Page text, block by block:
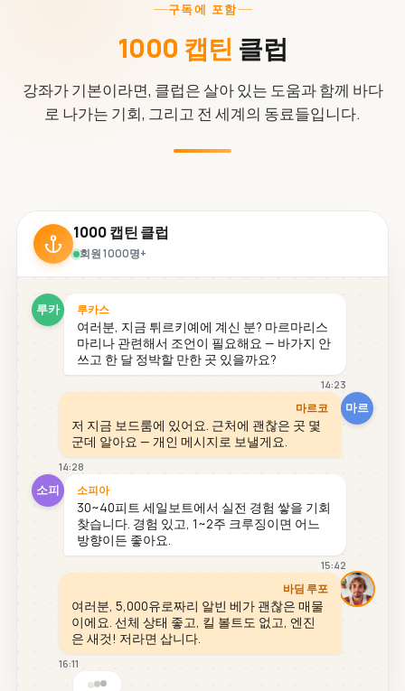
구독에 포함
1000 캡틴 클럽
강좌가 기본이라면, 클럽은 살아 있는 도움과 함께 바다
로 나가는 기회, 그리고 전 세계의 동료들입니다.
1000 캡틴 클럽
회원 1000명+
루카 루카스
여러분, 지금 튀르키예에 계신 분? 마르마리스
마리나 관련해서 조언이 필요해요 — 바가지 안
쓰고 한 달 정박할 만한 곳 있을까요?
14:23
마르
마르코
저 지금 보드룸에 있어요. 근처에 괜찮은 곳 몇
군데 알아요 — 개인 메시지로 보낼게요.
14:28
소피 소피아
30~40피트 세일보트에서 실전 경험 쌓을 기회
찾습니다. 경험 있고, 1~2주 크루징이면 어느
방향이든 좋아요.
15:42
바딤 루포
여러분, 5,000유로짜리 알빈 베가 괜찮은 매물
이에요. 선체 상태 좋고, 킬 볼트도 없고, 엔진
은 새것! 저라면 삽니다.
16:11